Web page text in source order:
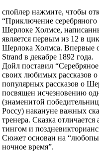
спойлер нажмите, чтобы
“Приключение
Шерлоке Холмсе,
является первым из 12 в
Шерлока Холмса. Впервые
Strand в декабре 1892 года.
Дойл поставил
своих любимых рассказов
популярных рассказов о
посвящен исчезновению
(знаменитой
Россу) накануне важных
тренера. Сказка
тингом и
Сюжет основан на
ночное время”.